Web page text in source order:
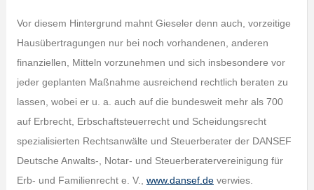
Vor diesem Hintergrund mahnt Gieseler denn auch, vorzeitige
Hausübertragungen nur bei noch vorhandenen, anderen
finanziellen, Mitteln vorzunehmen und sich insbesondere vor
jeder geplanten Maßnahme ausreichend rechtlich beraten zu
lassen, wobei er u. a. auch auf die bundesweit mehr als 700
auf Erbrecht, Erbschaftsteuerrecht und Scheidungsrecht
spezialisierten Rechtsanwälte und Steuerberater der DANSEF
Deutsche Anwalts-, Notar- und Steuerberatervereinigung für
Erb- und Familienrecht e. V., www.dansef.deverwies.